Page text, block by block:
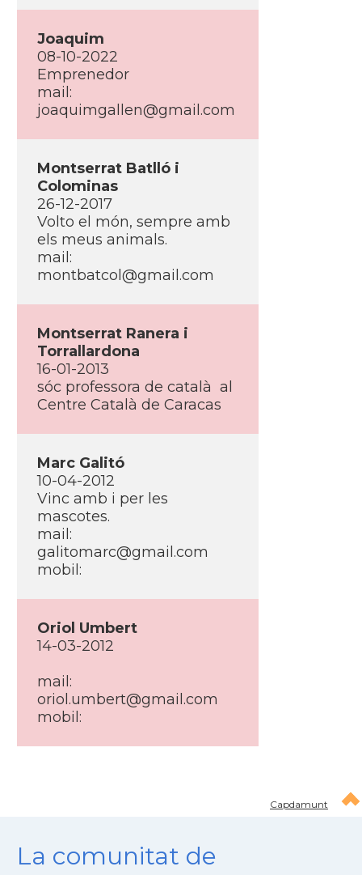
Joaquim
08-10-2022
Emprenedor
mail:
joaquimgallen@gmail.com
Montserrat Batlló i
Colominas
26-12-2017
Volto el món, sempre amb
els meus animals.
mail:
montbatcol@gmail.com
Montserrat Ranera i
Torrallardona
16-01-2013
sóc professora de català al
Centre Català de Caracas
Marc Galitó
10-04-2012
Vinc amb i per les
mascotes.
mail:
galitomarc@gmail.com
mobil:
Oriol Umbert
14-03-2012
mail:
oriol.umbert@gmail.com
mobil:
Capdamunt
La comunitat de